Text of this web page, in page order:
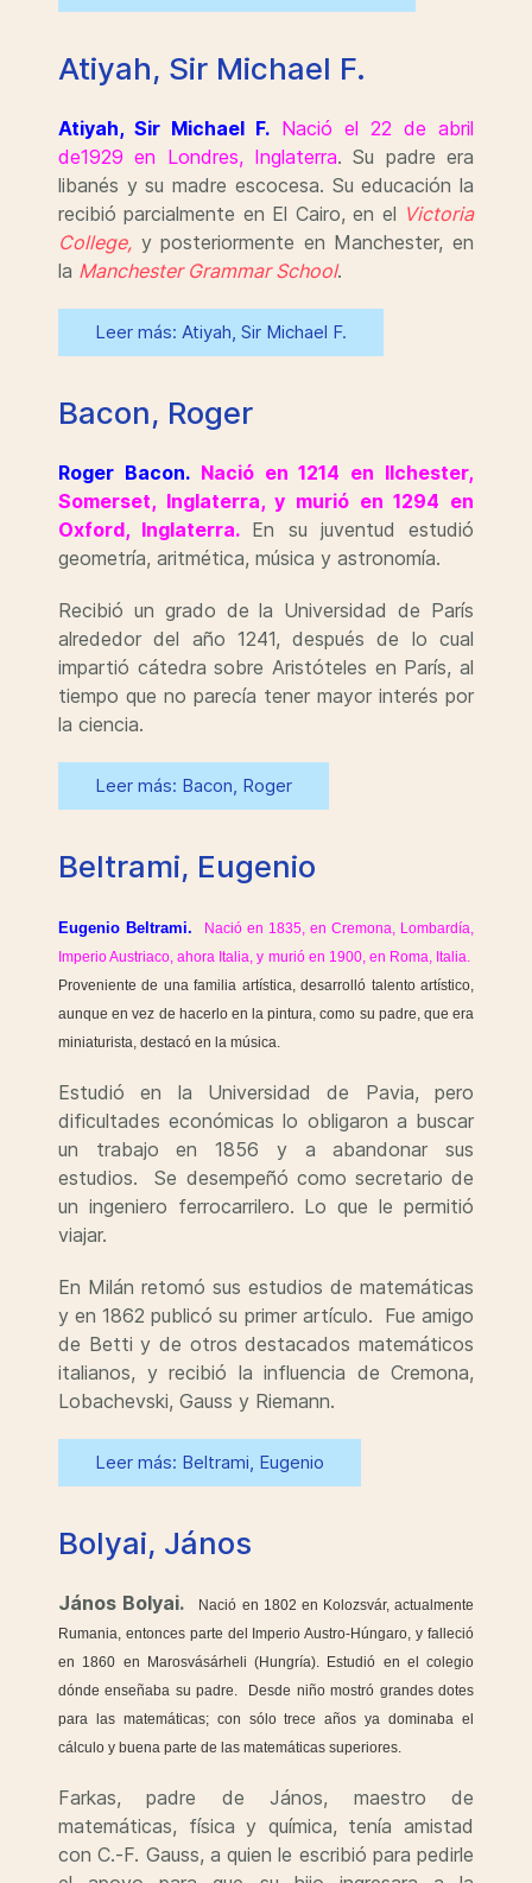
Atiyah, Sir Michael F.
Atiyah, Sir Michael F. Nació el 22 de abril
de1929 en Londres, Inglaterra.Su padre era
libanés y su madre escocesa. Su educación la
recibió parcialmente en El Cairo, en el Victoria
College, y posteriormente en Manchester, en
la Manchester Grammar School.
Leer más: Atiyah, Sir Michael F.
Bacon, Roger
Roger Bacon. Nació en 1214 en Ilchester,
Somerset, Inglaterra, y murió en 1294 en
Oxford, Inglaterra. En su juventud estudió
geometría, aritmética, música y astronomía.
Recibió un grado de la Universidad de París
alrededor del año 1241, después de lo cual
impartió cátedra sobre Aristóteles en París, al
tiempo que no parecía tener mayor interés por
la ciencia.
Leer más: Bacon, Roger
Beltrami, Eugenio
Eugenio Beltrami.
Nació en 1835, en Cremona, Lombardía,
Imperio Austriaco, ahora Italia, y murió en 1900, en Roma, Italia.
Proveniente de una familia artística, desarrolló talento artístico,
aunque en vez de hacerlo en la pintura, como su padre, que era
miniaturista, destacó en la música.
Estudió en la Universidad de Pavia, pero
dificultades económicas lo obligaron a buscar
un trabajo en 1856 y a abandonar sus
estudios. Se desempeñó como secretario de
un ingeniero ferrocarrilero. Lo que le permitió
viajar.
En Milán retomó sus estudios de matemáticas
y en 1862 publicó su primer artículo. Fue amigo
de Betti y de otros destacados matemáticos
italianos, y recibió la influencia de Cremona,
Lobachevski, Gauss y Riemann.
Leer más: Beltrami, Eugenio
Bolyai, János
János Bolyai.
Nació en 1802 en Kolozsvár, actualmente
Rumania, entonces parte del Imperio Austro-Húngaro, y falleció
en 1860 en Marosvásárheli (Hungría). Estudió en el colegio
dónde enseñaba su padre. Desde niño mostró grandes dotes
para las matemáticas; con sólo trece años ya dominaba el
cálculo y buena parte de las matemáticas superiores.
Farkas, padre de János, maestro de
matemáticas, física y química, tenía amistad
con C.-F. Gauss, a quien le escribió para pedirle